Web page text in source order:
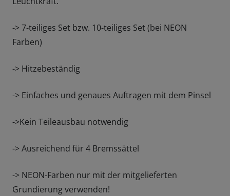
-> 7-teiliges Set bzw. 10-teiliges Set (bei NEON
Farben)
-> Hitzebeständig
-> Einfaches und genaues Auftragen mit dem Pinsel
->Kein Teileausbau notwendig
-> Ausreichend für 4 Bremssättel
-> NEON-Farben nur mit der mitgelieferten
Grundierung verwenden!